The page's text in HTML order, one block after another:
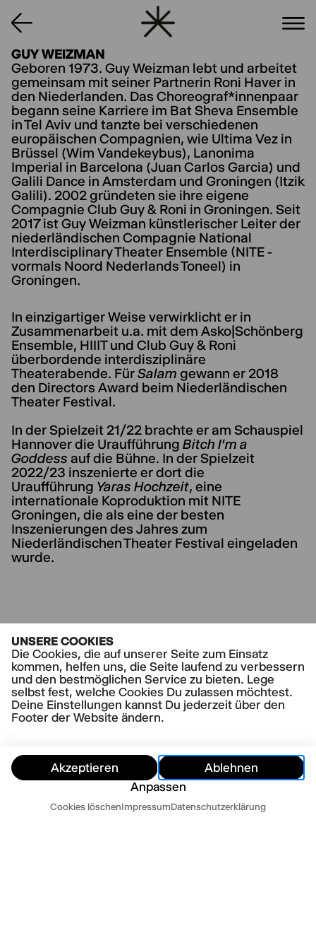
UNSERE COOKIES
Die Cookies, die auf unserer Seite zum Einsatz
kommen, helfen uns, die Seite laufend zu verbessern
und den bestmöglichen Service zu bieten. Lege
selbst fest, welche Cookies Du zulassen möchtest.
Deine Einstellungen kannst Du jederzeit über den
Footer der Website ändern.
Akzeptieren
Ablehnen
Anpassen
Cookies löschenImpressumDatenschutzerklärung
Termine
GUY WEIZMAN
Geboren 1973. Guy Weizman lebt und arbeitet
gemeinsam mit seiner Partnerin Roni Haver in
den Niederlanden. Das Choreograf*innenpaar
begann seine Karriere im Bat Sheva Ensemble
in Tel Aviv und tanzte bei verschiedenen
europäischen Compagnien, wie Ultima Vez in
Brüssel (Wim Vandekeybus), Lanonima
Imperial in Barcelona (Juan Carlos Garcia) und
Galili Dance in Amsterdam und Groningen (Itzik
Galili). 2002 gründeten sie ihre eigene
Compagnie Club Guy & Roni in Groningen. Seit
2017 ist Guy Weizman künstlerischer Leiter der
niederländischen Compagnie National
Interdisciplinary Theater Ensemble (NITE -
vormals Noord Nederlands Toneel) in
Groningen.
In einzigartiger Weise verwirklicht er in
Zusammenarbeit u.a. mit dem Asko|Schönberg
Ensemble, HIIIT und Club Guy & Roni
überbordende interdisziplinäre
Theaterabende. FürSalam gewann er 2018
den Directors Award beim Niederländischen
Theater Festival.
In der Spielzeit 21/22 brachte er am Schauspiel
Hannover die Uraufführung Bitch I'm a
Goddess auf die Bühne. In der Spielzeit
2022/23 inszenierte er dort die
Uraufführung Yaras Hochzeit, eine
internationale Koproduktion mit NITE
Groningen, die als eine der besten
Inszenierungen des Jahres zum
Niederländischen Theater Festival eingeladen
wurde.
AKTUELLE STÜCKE
Hope